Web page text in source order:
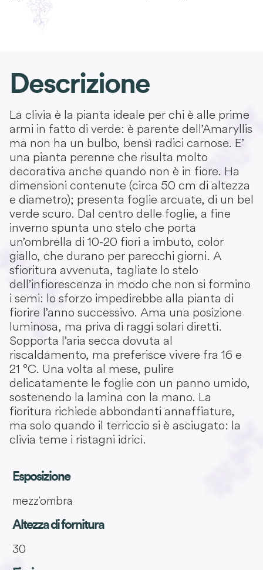
Descrizione
La clivia è la pianta ideale per chi è alle prime
armi in fatto di verde: è parente dell’Amaryllis
ma non ha un bulbo, bensì radici carnose. E’
una pianta perenne che risulta molto
decorativa anche quando non è in fiore. Ha
dimensioni contenute (circa 50 cm di altezza
e diametro); presenta foglie arcuate, di un bel
verde scuro. Dal centro delle foglie, a fine
inverno spunta uno stelo che porta
un’ombrella di 10-20 fiori a imbuto, color
giallo, che durano per parecchi giorni. A
sfioritura avvenuta, tagliate lo stelo
dell’infiorescenza in modo che non si formino
i semi: lo sforzo impedirebbe alla pianta di
fiorire l’anno successivo. Ama una posizione
luminosa, ma priva di raggi solari diretti.
Sopporta l’aria secca dovuta al
riscaldamento, ma preferisce vivere fra 16 e
21 °C. Una volta al mese, pulire
delicatamente le foglie con un panno umido,
sostenendo la lamina con la mano. La
fioritura richiede abbondanti annaffiature,
ma solo quando il terriccio si è asciugato: la
clivia teme i ristagni idrici.
Esposizione
mezz'ombra
Altezza di fornitura
30